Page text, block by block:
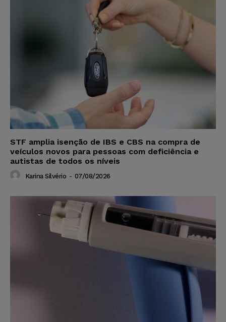
STF amplia isenção de IBS e CBS na compra de
veículos novos para pessoas com deficiência e
autistas de todos os níveis
Karina Silvério - 07/08/2026